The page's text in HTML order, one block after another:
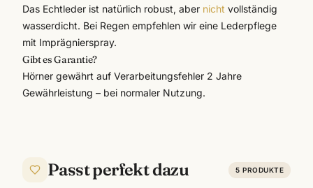
Das Echtleder ist natürlich robust, aber nicht vollständig
wasserdicht. Bei Regen empfehlen wir eine Lederpflege
mit Imprägnierspray.
Gibt es Garantie?
Hörner gewährt auf Verarbeitungsfehler 2 Jahre
Gewährleistung – bei normaler Nutzung.
Passt perfekt dazu 5 PRODUKTE